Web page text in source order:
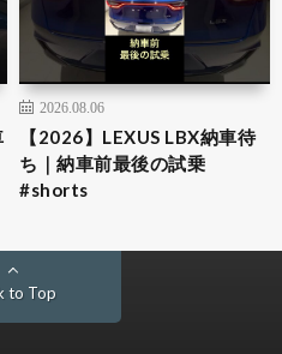
2026.08.06
【2026】LEXUS LBX納車待
ち｜納車前最後の試乗
#shorts
to Top